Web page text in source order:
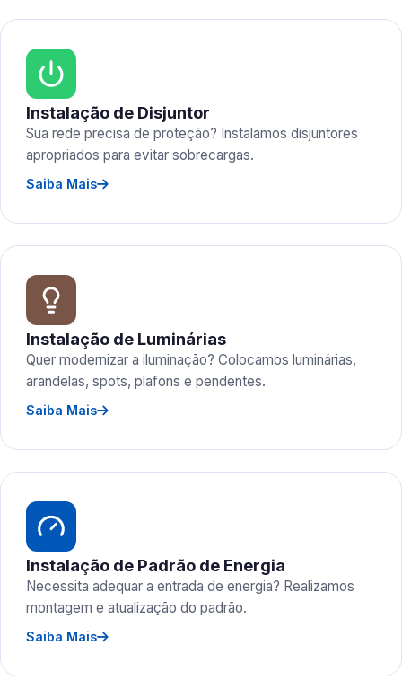
Instalação de Disjuntor
Sua rede precisa de proteção? Instalamos disjuntores
apropriados para evitar sobrecargas.
Saiba Mais
Instalação de Luminárias
Quer modernizar a iluminação? Colocamos luminárias,
arandelas, spots, plafons e pendentes.
Saiba Mais
Instalação de Padrão de Energia
Necessita adequar a entrada de energia? Realizamos
montagem e atualização do padrão.
Saiba Mais